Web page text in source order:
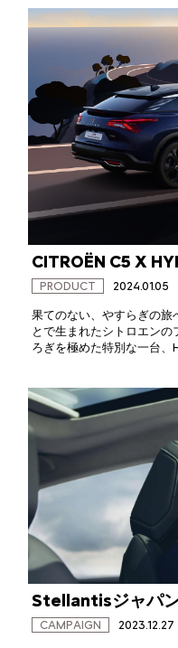
CITROËN C5 X
PRODUCT 2024.01.05
果てのない、やすらぎの旅
とで生まれたシトロエンの
ろぎを極めた特別な一台、
Stellantisジャパ
CAMPAIGN 2023.12.27